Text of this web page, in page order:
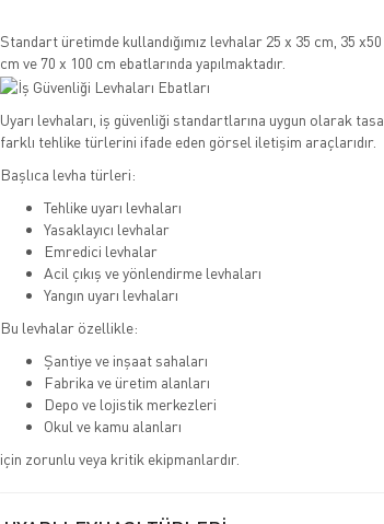
Standart üretimde kullandığımız levhalar 25 x 35 cm, 35
cm ve 70 x 100 cm ebatlarında yapılmaktadır.
Uyarı levhaları, iş güvenliği standartlarına uygun olarak
farklı tehlike türlerini ifade eden görsel iletişim araçlarıdır.
Başlıca levha türleri:
Tehlike uyarı levhaları
Yasaklayıcı levhalar
Emredici levhalar
Acil çıkış ve yönlendirme levhaları
Yangın uyarı levhaları
Bu levhalar özellikle:
Şantiye ve inşaat sahaları
Fabrika ve üretim alanları
Depo ve lojistik merkezleri
Okul ve kamu alanları
için zorunlu veya kritik ekipmanlardır.